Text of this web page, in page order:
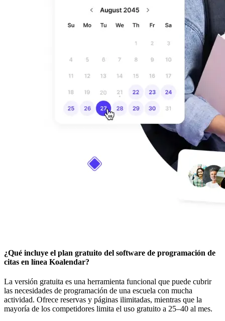
¿Qué incluye el plan gratuito del software de programación de
citas en línea Koalendar?
La versión gratuita es una herramienta funcional que puede cubrir
las necesidades de programación de una escuela con mucha
actividad. Ofrece reservas y páginas ilimitadas, mientras que la
mayoría de los competidores limita el uso gratuito a 25–40 al mes.